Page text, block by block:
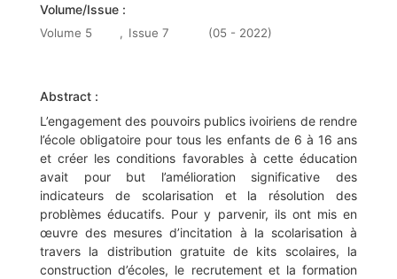
Volume/Issue :
Volume 5 , Issue 7 (05 - 2022)
Abstract :
L’engagement des pouvoirs publics ivoiriens de rendre
l’école obligatoire pour tous les enfants de 6 à 16 ans
et créer les conditions favorables à cette éducation
avait pour but l’amélioration significative des
indicateurs de scolarisation et la résolution des
problèmes éducatifs. Pour y parvenir, ils ont mis en
œuvre des mesures d’incitation à la scolarisation à
travers la distribution gratuite de kits scolaires, la
construction d’écoles, le recrutement et la formation